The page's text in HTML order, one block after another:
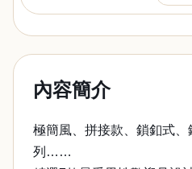
內容簡介
極簡風、拼接款、鎖釦式、
列……